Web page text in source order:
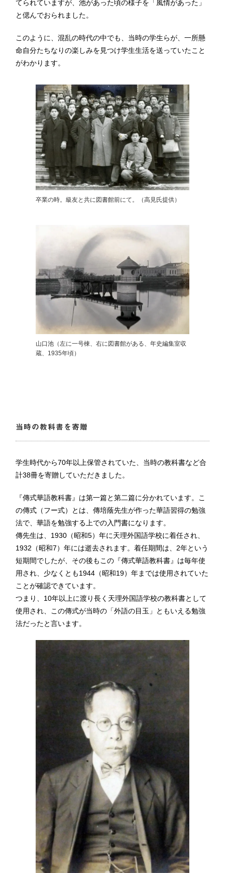
てられていますが、池があった頃の様子を「風情があった」
と偲んでおられました。
このように、混乱の時代の中でも、当時の学生らが、一所懸
命自分たちなりの楽しみを見つけ学生生活を送っていたこと
がわかります。
卒業の時。級友と共に図書館前にて。（高見氏提供）
山口池（左に一号棟、右に図書館がある、年史編集室収
蔵、1935年頃）
当時の教科書を寄贈
学生時代から70年以上保管されていた、当時の教科書など合
計38冊を寄贈していただきました。
『傳式華語教科書』は第一篇と第二篇に分かれています。こ
の傳式（フー式）とは、傳培蔭先生が作った華語習得の勉強
法で、華語を勉強する上での入門書になります。
傳先生は、1930（昭和5）年に天理外国語学校に着任され、
1932（昭和7）年には逝去されます。着任期間は、2年という
短期間でしたが、その後もこの『傳式華語教科書』は毎年使
用され、少なくとも1944（昭和19）年までは使用されていた
ことが確認できています。
つまり、10年以上に渡り長く天理外国語学校の教科書として
使用され、この傳式が当時の「外語の目玉」ともいえる勉強
法だったと言います。